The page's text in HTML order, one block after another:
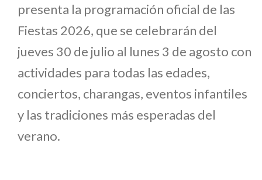
presenta la programación oficial de las
Fiestas 2026, que se celebrarán del
jueves 30 de julio al lunes 3 de agosto con
actividades para todas las edades,
conciertos, charangas, eventos infantiles
y las tradiciones más esperadas del
verano.